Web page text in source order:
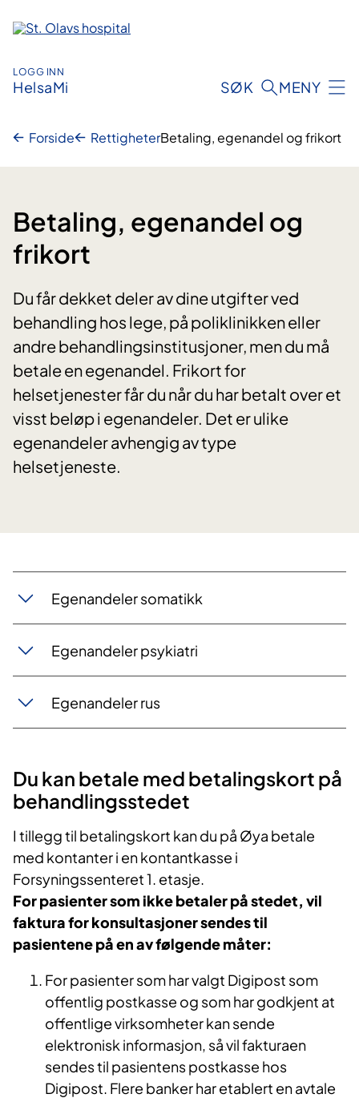
innhold
LOGG INN
HelsaMi SØK MENY
Forside RettigheterBetaling, egenandel og frikort
Betaling, egenandel og
frikort
Du får dekket deler av dine utgifter ved
behandling hos lege, på poliklinikken eller
andre behandlingsinstitusjoner, men du må
betale en egenandel. Frikort for
helsetjenester får du når du har betalt over et
visst beløp i egenandeler. Det er ulike
egenandeler avhengig av type
helsetjeneste.
Egenandeler somatikk
Egenandeler psykiatri
Egenandeler rus
Du kan betale med betalingskort på
behandlingsstedet
I tillegg til betalingskort kan du på Øya betale
med kontanter i en kontantkasse i
Forsyningssenteret 1. etasje.
For pasienter som ikke betaler på stedet, vil
faktura for konsultasjoner sendes til
pasientene på en av følgende måter:
For pasienter som har valgt Digipost som
offentlig postkasse og som har godkjent at
offentlige virksomheter kan sende
elektronisk informasjon, så vil fakturaen
sendes til pasientens postkasse hos
Digipost. Flere banker har etablert en avtale